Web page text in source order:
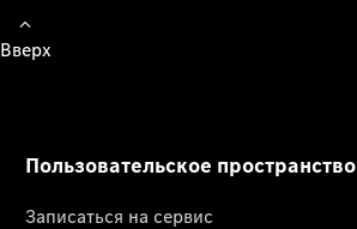
Вверх
Пользовательское пространство
Записаться на сервис